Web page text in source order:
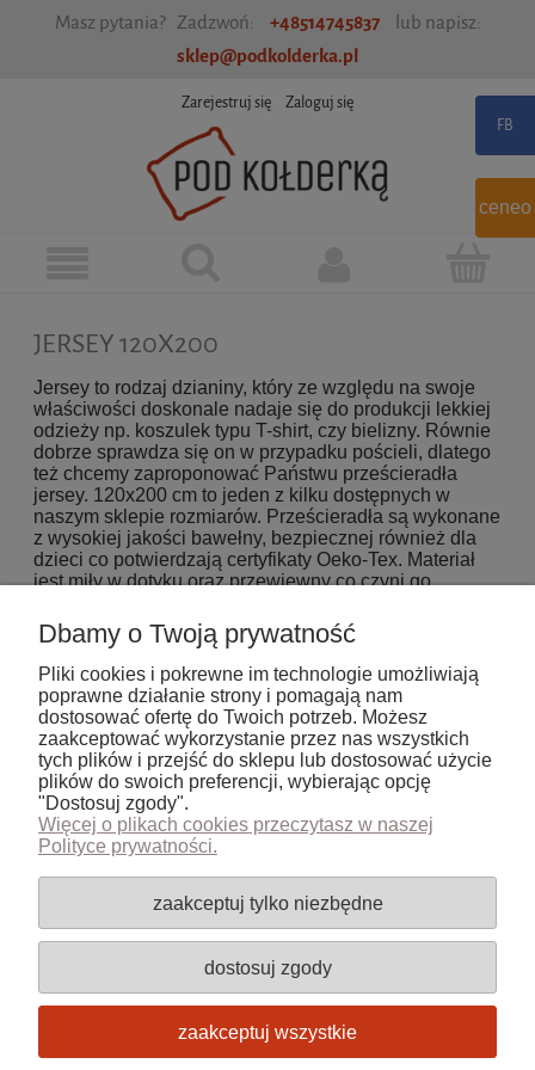
Masz pytania? Zadzwoń: +48514745837
lub napisz:
sklep@podkolderka.pl
Zarejestruj się Zaloguj się
JERSEY 120X200
Jersey to rodzaj dzianiny, który ze względu na swoje
właściwości doskonale nadaje się do produkcji lekkiej
odzieży np. koszulek typu T-shirt, czy bielizny. Równie
dobrze sprawdza się on w przypadku pościeli, dlatego
też chcemy zaproponować Państwu prześcieradła
jersey. 120x200 cm to jeden z kilku dostępnych w
naszym sklepie rozmiarów. Prześcieradła są wykonane
z wysokiej jakości bawełny, bezpiecznej również dla
dzieci co potwierdzają certyfikaty Oeko-Tex. Materiał
jest miły w dotyku oraz przewiewny co czyni go
krawędziach gumko prześcieradło z łatwością
dopasują się do materaca i nie będzie się przesuwać
ani podwijać. Nasze produkty są dostępne w szerokiej
palecie barw, dzięki czemu z łatwością dobiorą je
Państwo do swoich wnętrz.
Nie znaleziono produktów spełniających podane
kryteria.
ceneo
Moje konto
Płatności i dostawa
Informacje
Dbamy o Twoją prywatność
Pliki cookies i pokrewne im technologie umożliwiają
poprawne działanie strony i pomagają nam
dostosować ofertę do Twoich potrzeb. Możesz
zaakceptować wykorzystanie przez nas wszystkich
tych plików i przejść do sklepu lub dostosować użycie
plików do swoich preferencji, wybierając opcję
"Dostosuj zgody".
Więcej o plikach cookies przeczytasz w naszej
Polityce prywatności.
zaakceptuj tylko niezbędne
dostosuj zgody
zaakceptuj wszystkie